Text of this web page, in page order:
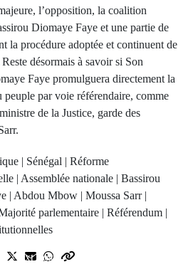
l’opposition, la coalition
Diomaye Faye et une partie de
la procédure adoptée et continuent de
désormais à savoir si Son
Faye promulguera directement la
peuple par voie référendaire, comme
de la Justice, garde des
| Sénégal | Réforme
| Assemblée nationale | Bassirou
| Abdou Mbow | Moussa Sarr |
parlementaire | Référendum |
de tout » : Au
Next Post